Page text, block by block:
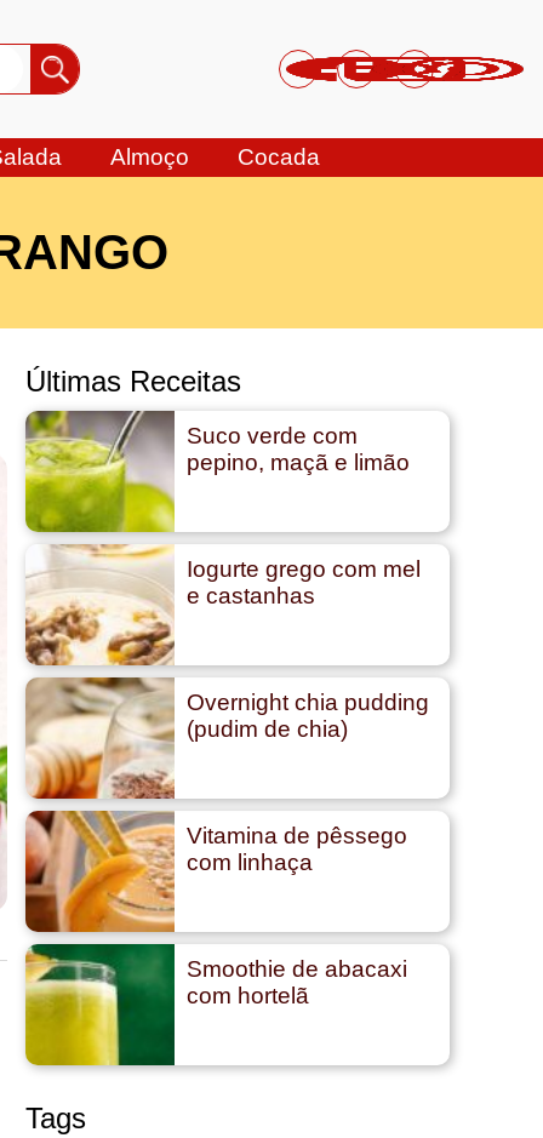
Almoço Cocada
Últimas Receitas
Suco verde com
pepino, maçã e limão
Iogurte grego com mel
e castanhas
Overnight chia pudding
(pudim de chia)
Vitamina de pêssego
com linhaça
Smoothie de abacaxi
com hortelã
Tags